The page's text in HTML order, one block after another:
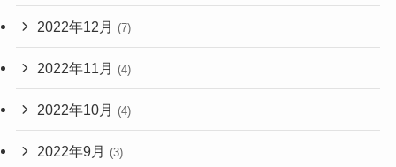
2022年12月 (7)
2022年11月 (4)
2022年10月 (4)
2022年9月 (3)